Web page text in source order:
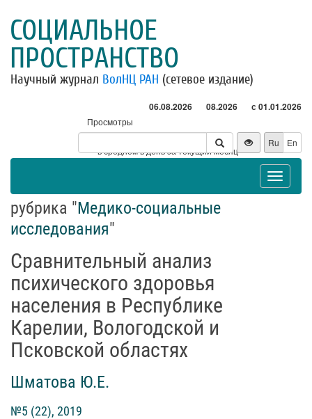
СОЦИАЛЬНОЕ
ПРОСТРАНСТВО
Научный журнал ВолНЦ РАН (сетевое издание)
06.08.2026 08.2026 с 01.01.2026
Просмотры
Посетители
* - в среднем в день за текущий месяц
Ru En
Toggle
рубрика "Медико-социальные
исследования"
Сравнительный анализ
психического здоровья
населения в Республике
Карелии, Вологодской и
Псковской областях
Шматова Ю.Е.
№5 (22), 2019